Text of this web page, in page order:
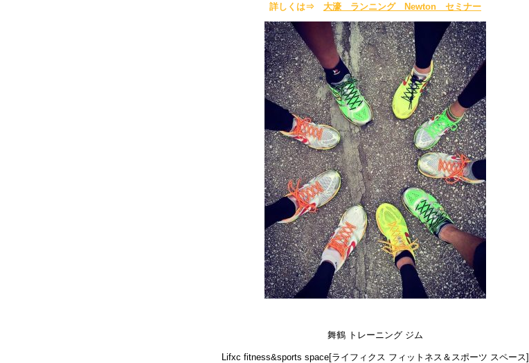
詳しくは⇒ 大濠 ランニング Newton セミナー
舞鶴 トレーニング ジム
Lifxc fitness&sports space[ライフィクス フィットネス＆スポーツ スペース]